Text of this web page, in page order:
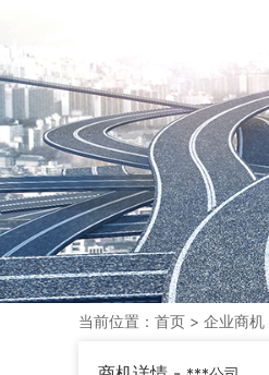
当前位置： 首页 > 企业商机